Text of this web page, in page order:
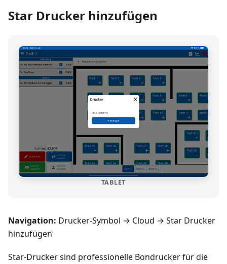
Star Drucker hinzufügen
TABLET
Navigation: Drucker-Symbol → Cloud → Star Drucker
hinzufügen
Star-Drucker sind professionelle Bondrucker für die